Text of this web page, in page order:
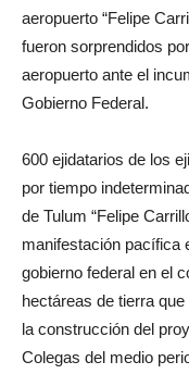
aeropuerto “Felipe
fueron sorprendidos
aeropuerto ante el
Gobierno Federal.
600 ejidatarios de los
por tiempo
de Tulum “Felipe
manifestación pacífica
gobierno federal en el
hectáreas de tierra
la construcción del
Colegas del medio